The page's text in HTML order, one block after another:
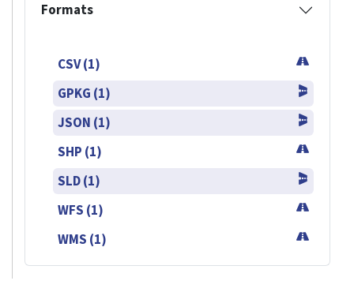
Formats
CSV (1)
GPKG (1)
JSON (1)
SHP (1)
SLD (1)
WFS (1)
WMS (1)